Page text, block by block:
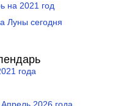
на 2021 год
Луны сегодня
года